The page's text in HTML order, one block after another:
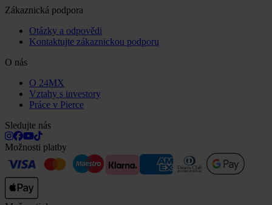
Zákaznická podpora
Otázky a odpovědi
Kontaktujte zákaznickou podporu
O nás
O 24MX
Vztahy s investory
Práce v Pierce
Sledujte nás
Možnosti platby